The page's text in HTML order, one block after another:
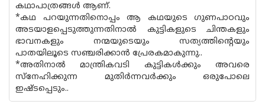
കഥാപാത്രങ്ങൾ ആണ്.
*കഥ പറയുന്നതിനൊപ്പം ആ കഥയുടെ ഗുണപാഠവും
അടയാളപ്പെടുത്തുന്നതിനാൽ കുട്ടികളുടെ ചിന്തകളും
ഭാവനകളും നന്മയുടെയും സത്യത്തിന്റെയും
പാതയിലൂടെ സഞ്ചരിക്കാൻ പ്രേരകമാകുന്നു..
*അതിനാൽ മാന്ത്രികവടി കുട്ടികൾക്കും അവരെ
സ്നേഹിക്കുന്ന മുതിർന്നവർക്കും ഒരുപോലെ
ഇഷ്ടപ്പെടും..